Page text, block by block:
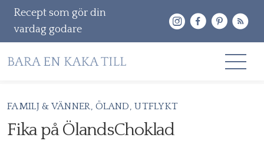
Recept som gör din
vardag godare
Gå
till
RECEPT
OM MIG
FAMILJ & VÄNNER ÖLAND UTFLYKT
Fika på ÖlandsChoklad